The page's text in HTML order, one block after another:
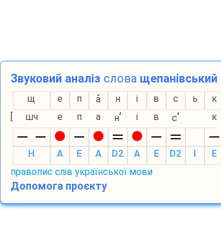
Звуковий аналіз слова щепанівський
щ е п а н і в с ь к
[
шч е п а н’ і в с’ к
H
A E A D2 A E D2 I E
правопис слів української мови
Допомога проєкту